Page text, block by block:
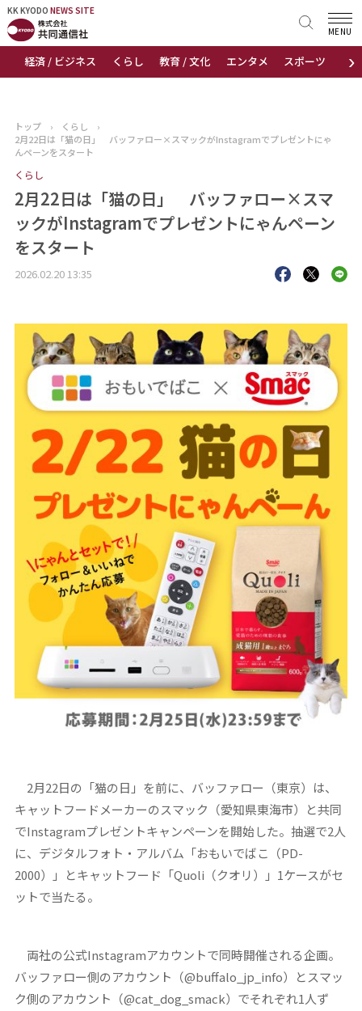
KK KYODO NEWS SITE
›
経済 / ビジネス くらし 教育 / 文化 エンタメ スポーツ 地域
MENU
KK KYODONEWS SITE
トップページ
ニュース
おすすめコンテンツ
出版物
会社概要
トップ › くらし
›
2月22日は「猫の日」 バッファロー×スマックがInstagramでプレゼントにゃ
んペーンをスタート
くらし
2月22日は「猫の日」 バッファロー×スマ
ックがInstagramでプレゼントにゃんペーン
をスタート
2026.02.20 13:35
2月22日の「猫の日」を前に、バッファロー（東京）は、
キャットフードメーカーのスマック（愛知県東海市）と共同
でInstagramプレゼントキャンペーンを開始した。抽選で2人
に、デジタルフォト・アルバム「おもいでばこ（PD-
2000）」とキャットフード「Quoli（クオリ）」1ケースがセ
ットで当たる。
両社の公式Instagramアカウントで同時開催される企画。
バッファロー側のアカウント（@buffalo_jp_info）とスマッ
ク側のアカウント（@cat_dog_smack）でそれぞれ1人ず